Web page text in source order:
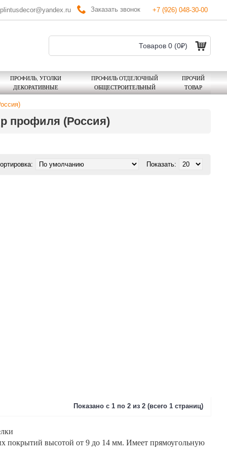
plintusdecor@yandex.ru Заказать звонок +7 (926) 048-30-00
Товаров 0 (0₽)
ПРОФИЛЬ, УГОЛКИ
ДЕКОРАТИВНЫЕ
ПРОФИЛЬ ОТДЕЛОЧНЫЙ
ОБЩЕСТРОИТЕЛЬНЫЙ
ПРОЧИЙ
ТОВАР
профиля (Россия)
Показать:
Показано с 1 по 2 из 2 (всего 1 страниц)
высотой от 9 до 14 мм. Имеет прямоугольную